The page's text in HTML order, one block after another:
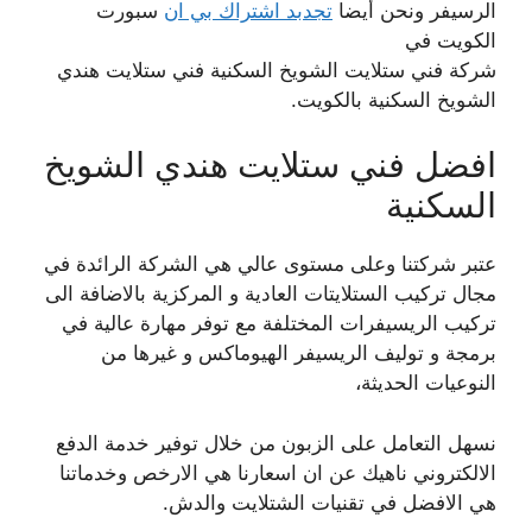
الرسيفر ونحن أيضا تجدبد اشتراك بي ان سبورت
الكويت في
شركة فني ستلايت الشويخ السكنية فني ستلايت هندي
الشويخ السكنية بالكويت.
افضل فني ستلايت هندي الشويخ
السكنية
عتبر شركتنا وعلى مستوى عالي هي الشركة الرائدة في
مجال تركيب الستلايتات العادية و المركزية بالاضافة الى
تركيب الريسيفرات المختلفة مع توفر مهارة عالية في
برمجة و توليف الريسيفر الهيوماكس و غيرها من
النوعيات الحديثة،
نسهل التعامل على الزبون من خلال توفير خدمة الدفع
الالكتروني ناهيك عن ان اسعارنا هي الارخص وخدماتنا
هي الافضل في تقنيات الشتلايت والدش.